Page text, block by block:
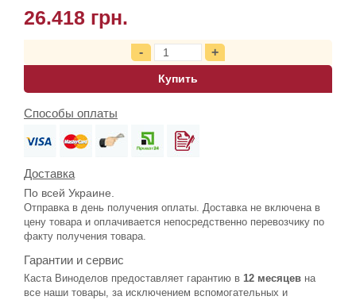
26.418 грн.
Купить
Способы оплаты
Доставка
По всей Украине.
Отправка в день получения оплаты. Доставка не включена в
цену товара и оплачивается непосредственно перевозчику по
факту получения товара.
Гарантии и сервис
Каста Виноделов предоставляет гарантию в 12 месяцев на
все наши товары, за исключением вспомогательных и